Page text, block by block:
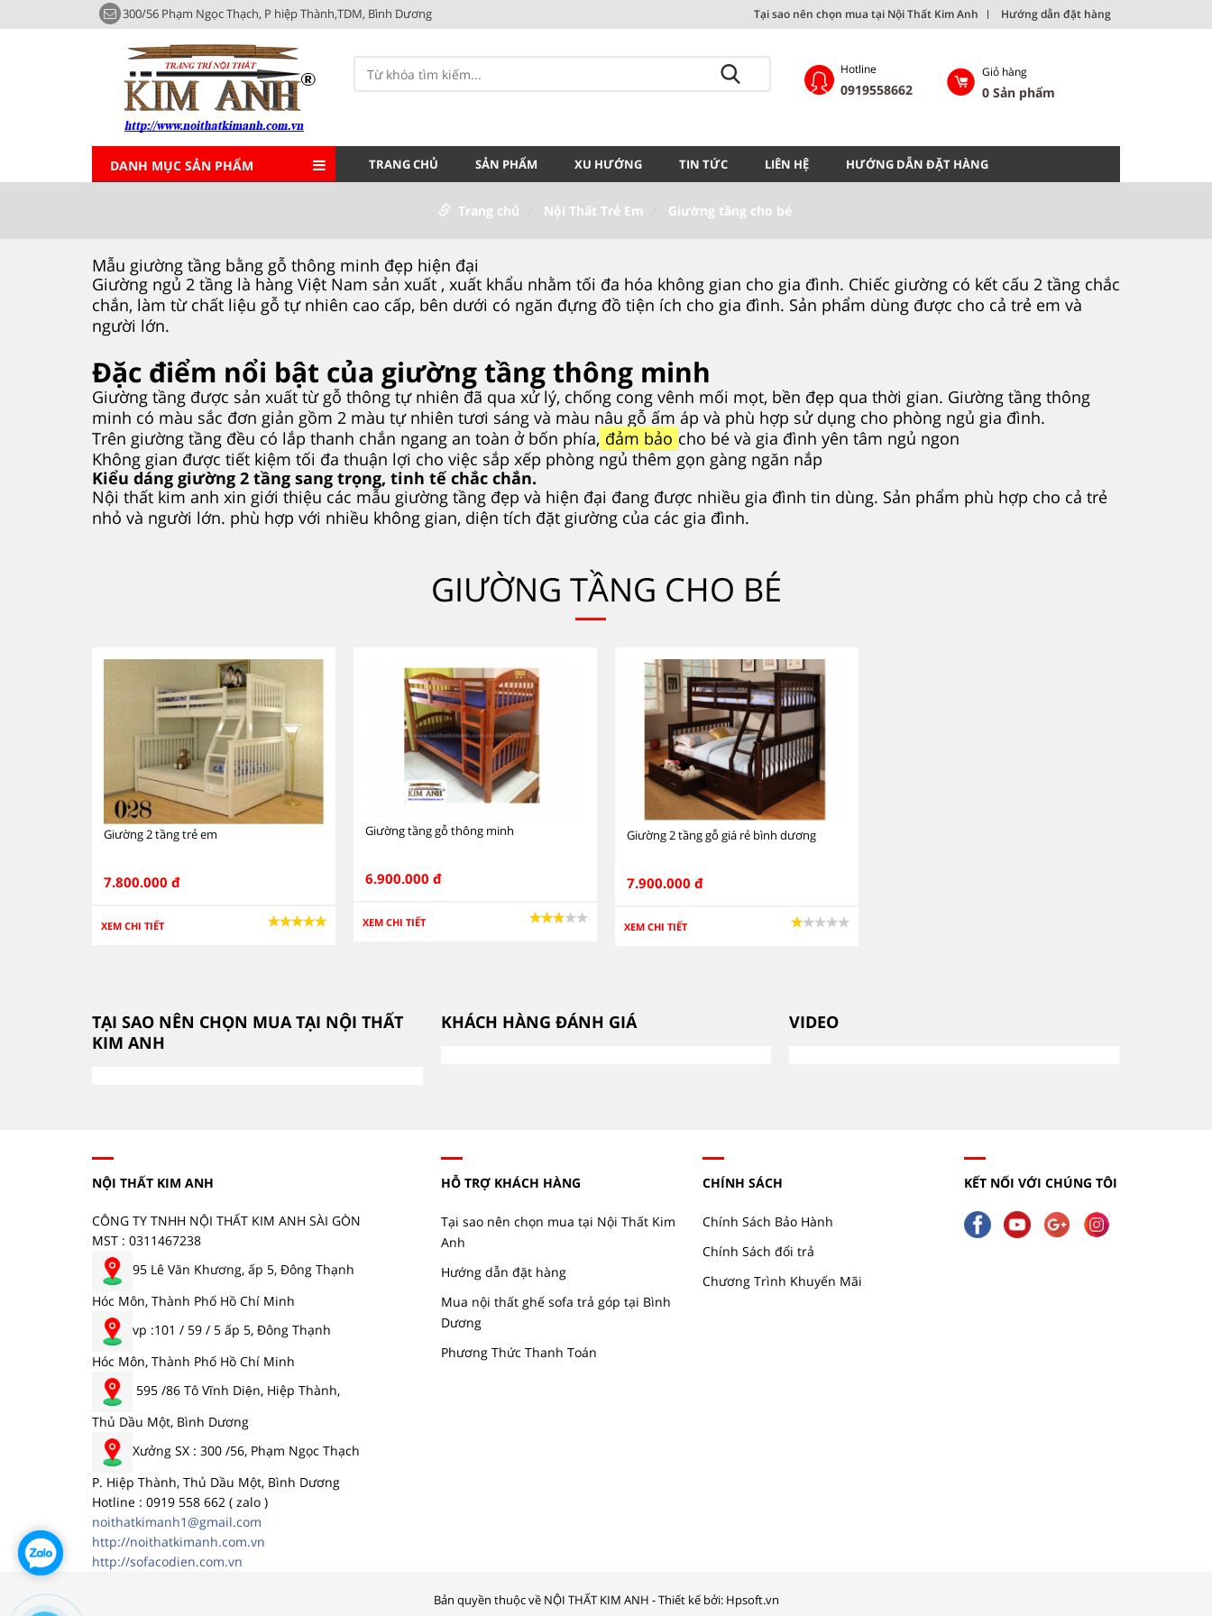
300/56 Phạm Ngọc Thạch, P hiệp Thành,TDM, Bình Dương Tại sao nên chọn mua tại Nội Thất Kim Anh Hướng dẫn đặt hàng
Hotline
0919558662
Giỏ hàng
0Sản phẩm
DANH MỤC SẢN PHẨM TRANG CHỦ SẢN PHẨM XU HƯỚNG TIN TỨC LIÊN HỆ HƯỚNG DẪN ĐẶT HÀNG
Trang chủ Nội Thất Trẻ Em Giường tầng cho bé
Mẫu giường tầng bằng gỗ thông minh đẹp hiện đại
Giường ngủ 2 tầng là hàng Việt Nam sản xuất , xuất khẩu nhằm tối đa hóa không gian cho gia đình. Chiếc giường có kết cấu 2 tầng chắc
chắn, làm từ chất liệu gỗ tự nhiên cao cấp, bên dưới có ngăn đựng đồ tiện ích cho gia đình. Sản phẩm dùng được cho cả trẻ em và
người lớn.
Đặc điểm nổi bật của giường tầng thông minh
Giường tầng được sản xuất từ gỗ thông tự nhiên đã qua xử lý, chống cong vênh mối mọt, bền đẹp qua thời gian. Giường tầng thông
minh có màu sắc đơn giản gồm 2 màu tự nhiên tươi sáng và màu nâu gỗ ấm áp và phù hợp sử dụng cho phòng ngủ gia đình.
Trên giường tầng đều có lắp thanh chắn ngang an toàn ở bốn phía, đảm bảo cho bé và gia đình yên tâm ngủ ngon
Không gian được tiết kiệm tối đa thuận lợi cho việc sắp xếp phòng ngủ thêm gọn gàng ngăn nắp
Kiểu dáng giường 2 tầng sang trọng, tinh tế chắc chắn.
Nội thất kim anh xin giới thiệu các mẫu giường tầng đẹp và hiện đại đang được nhiều gia đình tin dùng. Sản phẩm phù hợp cho cả trẻ
nhỏ và người lớn. phù hợp với nhiều không gian, diện tích đặt giường của các gia đình.
GIƯỜNG TẦNG CHO BÉ
Giường 2 tầng trẻ em
7.800.000 đ
XEM CHI TIẾT
Giường tầng gỗ thông minh
6.900.000 đ
XEM CHI TIẾT
Giường 2 tầng gỗ giá rẻ bình dương
7.900.000 đ
XEM CHI TIẾT
TẠI SAO NÊN CHỌN MUA TẠI NỘI THẤT
KIM ANH
KHÁCH HÀNG ĐÁNH GIÁ VIDEO
NỘI THẤT KIM ANH
CÔNG TY TNHH NỘI THẤT KIM ANH SÀI GÒN
MST : 0311467238
95 Lê Văn Khương, ấp 5, Đông Thạnh
Hóc Môn, Thành Phố Hồ Chí Minh
vp :101 / 59 / 5 ấp 5, Đông Thạnh
Hóc Môn, Thành Phố Hồ Chí Minh
595 /86 Tô Vĩnh Diện, Hiệp Thành,
Thủ Dầu Một, Bình Dương
Xưởng SX : 300 /56, Phạm Ngọc Thạch
P. Hiệp Thành, Thủ Dầu Một, Bình Dương
Hotline : 0919 558 662 ( zalo )
noithatkimanh1@gmail.com
http://noithatkimanh.com.vn
http://sofacodien.com.vn
HỖ TRỢ KHÁCH HÀNG
Tại sao nên chọn mua tại Nội Thất Kim
Anh
Hướng dẫn đặt hàng
Mua nội thất ghế sofa trả góp tại Bình
Dương
Phương Thức Thanh Toán
CHÍNH SÁCH
Chính Sách Bảo Hành
Chính Sách đổi trả
Chương Trình Khuyến Mãi
KẾT NỐI VỚI CHÚNG TÔI
Bản quyền thuộc về NỘI THẤT KIM ANH - Thiết kế bởi: Hpsoft.vn